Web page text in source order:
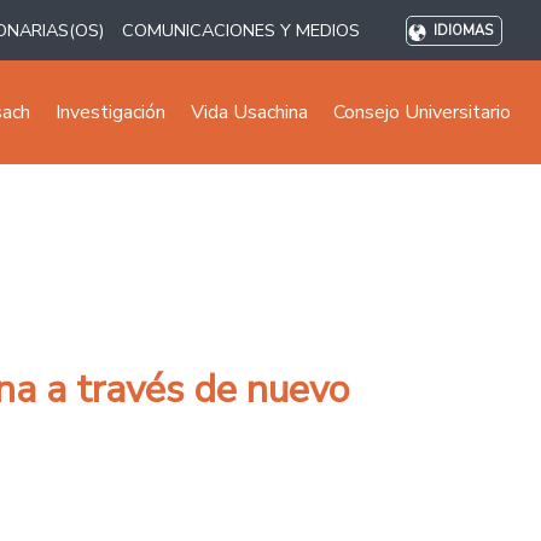
COMUNICACIONES Y MEDIOS IDIOMAS
Investigación Vida Usachina Consejo Universitario
a través de nuevo